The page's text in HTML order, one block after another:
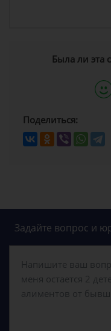
Была ли эта
Поделиться:
Задайте вопрос и